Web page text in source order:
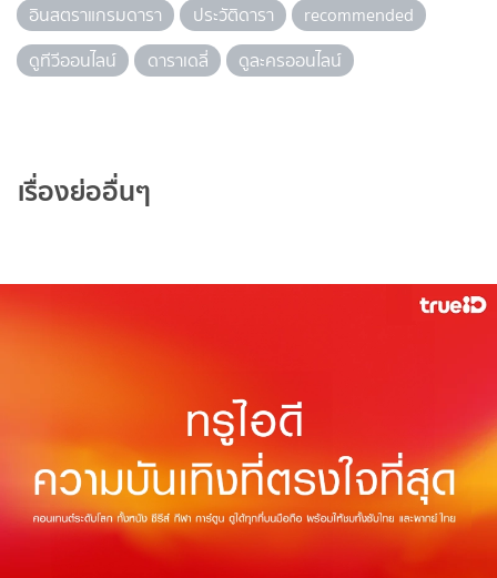
อินสตราแกรมดารา
ประวัติดารา
recommended
ดูทีวีออนไลน์
ดาราเดลี่ ดูละครออนไลน์
เรื่องย่ออื่นๆ